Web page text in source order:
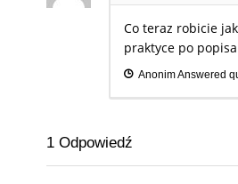
Co teraz robicie
praktyce po
AnonimAnswered
1 Odpowiedź